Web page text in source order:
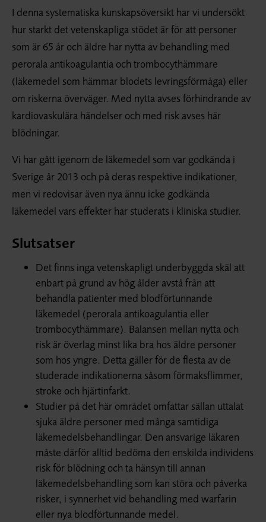
I denna systematiska kunskapsöversikt har vi undersökt
hur starkt det vetenskapliga stödet är för att personer
som är 65 år och äldre har nytta av behandling med
perorala antikoagulantia och trombocythämmare
(läkemedel som hämmar blodets levringsförmåga) eller
om riskerna överväger. Med nytta avses förhindrande av
kardiovaskulära händelser och med risk avses här
blödningar.
Vi har gått igenom de läkemedel som var godkända i
Sverige år 2013 och på deras respektive indikationer,
men vi redovisar även nya ännu icke godkända
läkemedel vars effekter har studerats i kliniska studier.
Slutsatser
Det finns inga vetenskapligt underbyggda skäl att
enbart på grund av hög ålder avstå från att
behandla patienter med blodförtunnande
läkemedel (perorala antikoagulantia eller
trombocythämmare). Balansen mellan nytta och
risk är överlag minst lika bra hos äldre personer
som hos yngre. Detta gäller för de flesta av de
studerade indikationerna såsom förmaksflimmer,
stroke och hjärtinfarkt.
Studier på det här området omfattar sällan uttalat
sjuka äldre personer med många samtidiga
läkemedelsbehandlingar. Den ansvarige läkaren
måste därför alltid bedöma den enskilda individens
risk för blödning och ta hänsyn till annan
läkemedelsbehandling som kan störa och påverka
risker, i synnerhet vid behandling med warfarin
eller nya blodförtunnande medel.